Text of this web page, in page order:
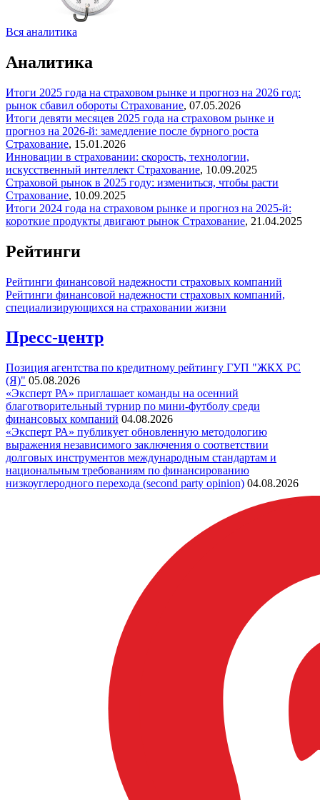
Вся аналитика
Аналитика
Итоги 2025 года на страховом рынке и прогноз на 2026 год:
рынок сбавил обороты Страхование, 07.05.2026
Итоги девяти месяцев 2025 года на страховом рынке и
прогноз на 2026-й: замедление после бурного роста
Страхование, 15.01.2026
Инновации в страховании: скорость, технологии,
искусственный интеллект Страхование, 10.09.2025
Страховой рынок в 2025 году: измениться, чтобы расти
Страхование, 10.09.2025
Итоги 2024 года на страховом рынке и прогноз на 2025-й:
короткие продукты двигают рынок Страхование, 21.04.2025
Рейтинги
Рейтинги финансовой надежности страховых компаний
Рейтинги финансовой надежности страховых компаний,
специализирующихся на страховании жизни
Пресс-центр
Позиция агентства по кредитному рейтингу ГУП "ЖКХ РС
(Я)" 05.08.2026
«Эксперт РА» приглашает команды на осенний
благотворительный турнир по мини-футболу среди
финансовых компаний 04.08.2026
«Эксперт РА» публикует обновленную методологию
выражения независимого заключения о соответствии
долговых инструментов международным стандартам и
национальным требованиям по финансированию
низкоуглеродного перехода (second party opinion) 04.08.2026